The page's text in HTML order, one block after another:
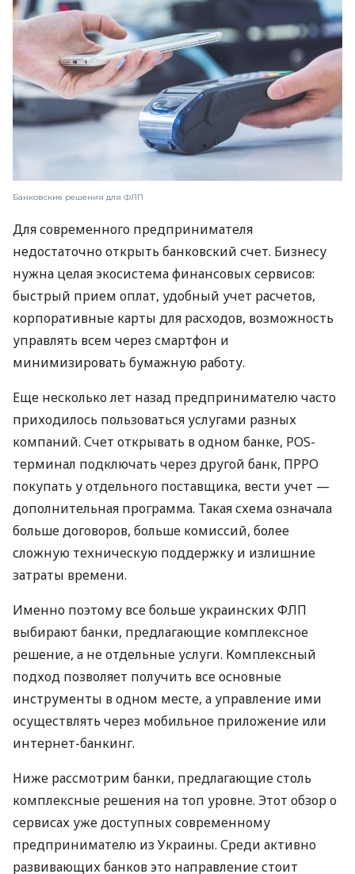
Банковские решения для ФЛП
Для современного предпринимателя
недостаточно открыть банковский счет. Бизнесу
нужна целая экосистема финансовых сервисов:
быстрый прием оплат, удобный учет расчетов,
корпоративные карты для расходов, возможность
управлять всем через смартфон и
минимизировать бумажную работу.
Еще несколько лет назад предпринимателю часто
приходилось пользоваться услугами разных
компаний. Счет открывать в одном банке, POS-
терминал подключать через другой банк, ПРРО
покупать у отдельного поставщика, вести учет —
дополнительная программа. Такая схема означала
больше договоров, больше комиссий, более
сложную техническую поддержку и излишние
затраты времени.
Именно поэтому все больше украинских ФЛП
выбирают банки, предлагающие комплексное
решение, а не отдельные услуги. Комплексный
подход позволяет получить все основные
инструменты в одном месте, а управление ими
осуществлять через мобильное приложение или
интернет-банкинг.
Ниже рассмотрим банки, предлагающие столь
комплексные решения на топ уровне. Этот обзор о
сервисах уже доступных современному
предпринимателю из Украины. Среди активно
развивающих банков это направление стоит